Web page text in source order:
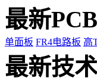
最新
单面板 FR4电路板 高
最新技